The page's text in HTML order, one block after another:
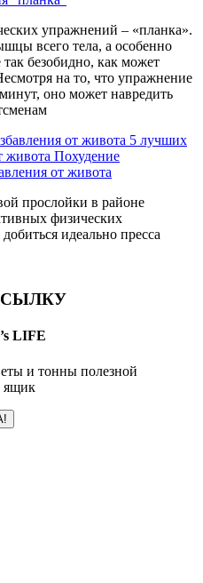
упражнений – «планка».
всего тела, а особенно
безобидно, как может
на то, что упражнение
оно может навредить
5 лучших
живота Похудение
от живота
прослойки в районе
физических
идеально пресса
LIFE
и тонны полезной
ящик